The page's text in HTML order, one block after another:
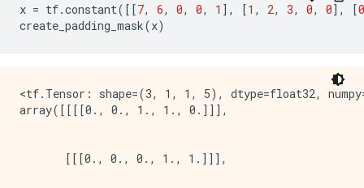
x = tf.constant([[7, 6, 0, 0, 1 ], [1 , 2, 3, 0, 0], [0
create_padding_mask(x)
<tf.Tensor: shape=(3, 1, 1, 5), dtype=float32,
array([[[[0., 0., 1., 1., 0.]]],
       [[[0., 0., 0., 1., 1.]]],